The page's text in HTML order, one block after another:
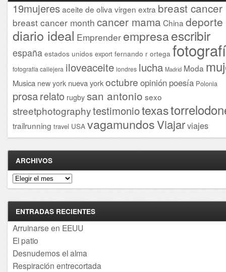
19mujeresaceite de oliva virgen extra breast cancer
breast cancer month cancer mama China deporte
diario ideal Emprender empresaescribir
españa estados unidos export fernando r ortega
fotografía callejera iloveaceite londres lucha Madrid Moda
Musica new york nueva yorkoctubre opinión poesía Polonia
prosarelato rugby san antonio sexo
streetphotographytestimoniotexas
trailrunning travel USA vagamundosViajarviajes
ARCHIVOS
Archivos
ENTRADAS RECIENTES
Arruinarse en EEUU
El patio
Desnudemos el alma
Respiración entrecortada